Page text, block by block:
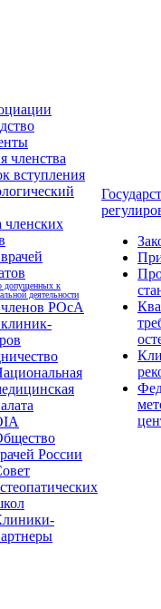
членства
вступления
членских
допущенных к
деятельности
членов РОсА
клиник-
России